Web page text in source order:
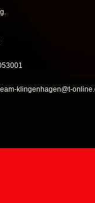
klingenhagen@t-